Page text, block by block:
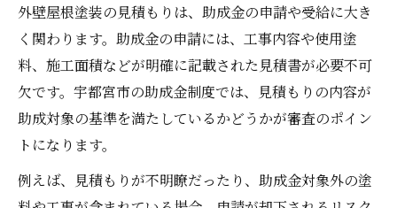
外壁屋根塗装の見積もりは、助成金の申請や受給に大き
く関わります。助成金の申請には、工事内容や使用塗
料、施工面積などが明確に記載された見積書が必要不可
欠です。宇都宮市の助成金制度では、見積もりの内容が
助成対象の基準を満たしているかどうかが審査のポイン
トになります。
例えば、見積もりが不明瞭だったり、助成金対象外の塗